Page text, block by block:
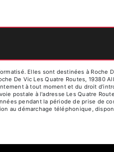
Elles sont destinées à Roche
De Vic Les Quatre Routes, 19380
à tout moment et du droit
postale à l'adresse Les Quatre
pendant la période de prise de
au démarchage téléphonique,